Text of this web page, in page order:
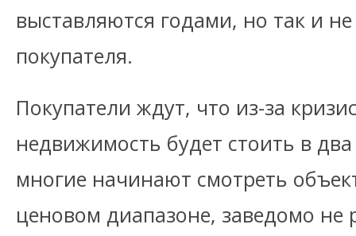
выставляются годами, но так и
покупателя.
Покупатели ждут, что из-за
недвижимость будет стоить в
многие начинают смотреть
ценовом диапазоне, заведомо не